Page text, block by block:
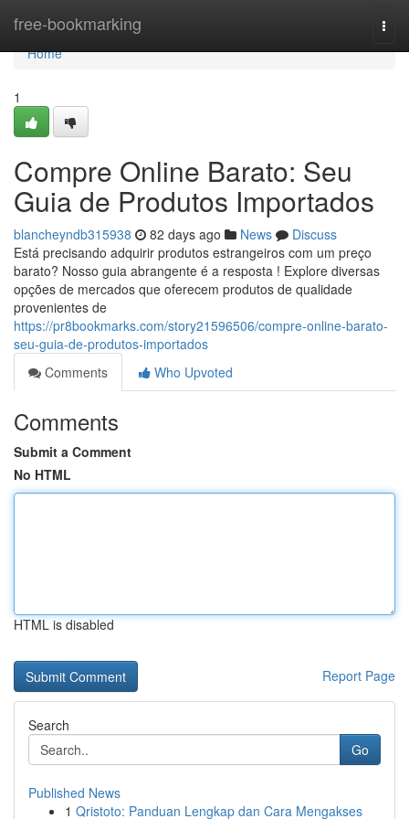
free-bookmarking
Home
Home
1
Compre Online Barato: Seu
Guia de Produtos Importados
blancheyndb315938 82 days ago News
Discuss
Está precisando adquirir produtos estrangeiros com um preço
barato? Nosso guia abrangente é a resposta ! Explore diversas
opções de mercados que oferecem produtos de qualidade
provenientes de
https://pr8bookmarks.com/story21596506/compre-online-barato-
seu-guia-de-produtos-importados
Comments
Who Upvoted
Comments
Submit a Comment
No HTML
HTML is disabled
Report Page
Search
Go
Published News
1 Qristoto: Panduan Lengkap dan Cara Mengakses